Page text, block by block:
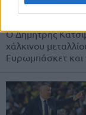
23/SEP/25 18:12
Ο Δημήτρης
χάλκινου
Ευρωμπάσκετ και